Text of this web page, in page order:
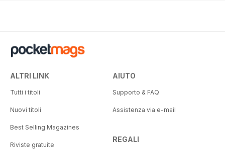
ALTRI LINK
Tutti i titoli
Nuovi titoli
Best Selling Magazines
Riviste gratuite
AIUTO
Supporto & FAQ
Assistenza via e-mail
REGALI